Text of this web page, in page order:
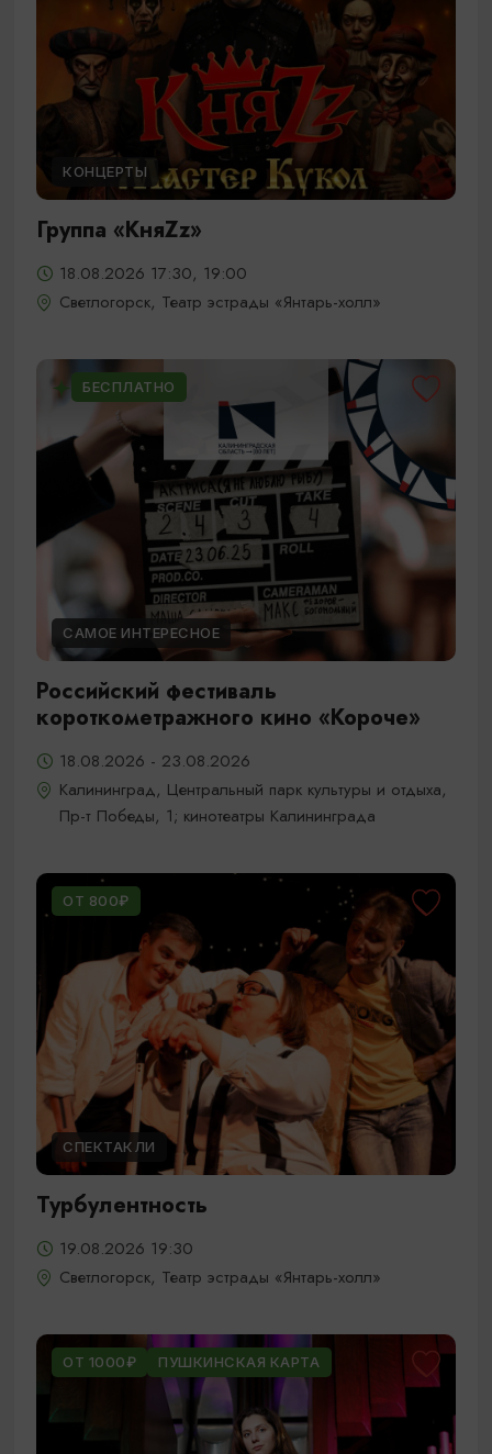
КОНЦЕРТЫ
Группа «КняZz»
18.08.2026 17:30, 19:00
Светлогорск, Театр эстрады «Янтарь-холл»
БЕСПЛАТНО
САМОЕ ИНТЕРЕСНОЕ
Российский фестиваль
короткометражного кино «Короче»
18.08.2026 - 23.08.2026
Калининград, Центральный парк культуры и отдыха,
Пр-т Победы, 1; кинотеатры Калининграда
ОТ 800₽
СПЕКТАКЛИ
Турбулентность
19.08.2026 19:30
Светлогорск, Театр эстрады «Янтарь-холл»
ОТ 1000₽ ПУШКИНСКАЯ КАРТА